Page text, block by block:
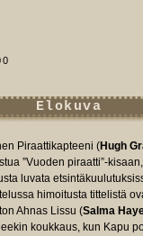
Elokuva
Piraattikapteeni (Hugh
”Vuoden piraatti”-
luvata
himoitusta tittelistä
Ahnas Lissu (Salma
koukkaus, kun Kapu